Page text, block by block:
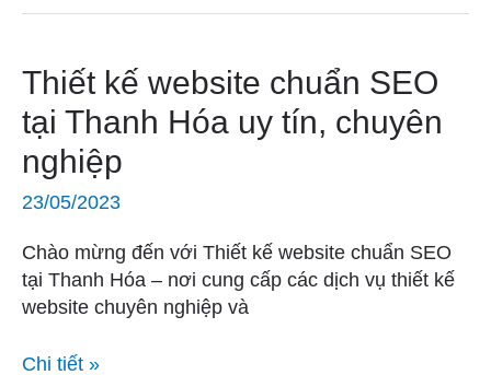
Thiết kế website chuẩn SEO
tại Thanh Hóa uy tín, chuyên
nghiệp
23/05/2023
Chào mừng đến với Thiết kế website chuẩn SEO
tại Thanh Hóa – nơi cung cấp các dịch vụ thiết kế
website chuyên nghiệp và
Thiết
website
chuẩn
SEO
tại
Thanh
Hóa
uy
tín,
Chi tiết »